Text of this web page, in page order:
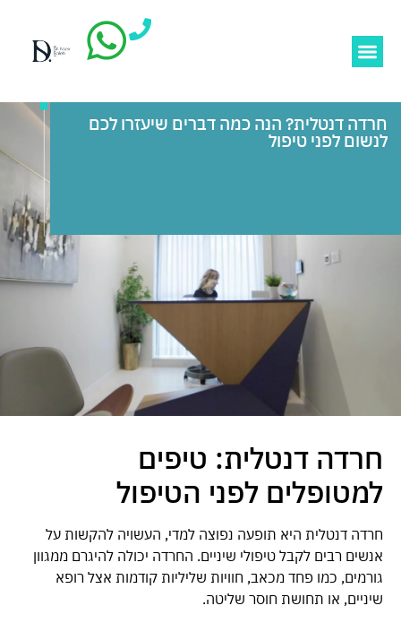
חרדה דנטלית? הנה כמה דברים שיעזרו לכם
לנשום לפני טיפול
חרדה דנטלית: טיפים
למטופלים לפני הטיפול
חרדה דנטלית היא תופעה נפוצה למדי, העשויה להקשות על
אנשים רבים לקבל טיפולי שיניים. החרדה יכולה להיגרם ממגוון
גורמים, כמו פחד מכאב, חוויות שליליות קודמות אצל רופא
שיניים, או תחושת חוסר שליטה.